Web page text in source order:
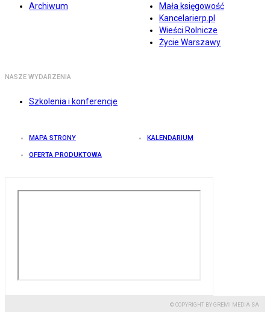
Archiwum
Mała księgowość
Kancelarierp.pl
Wieści Rolnicze
Życie Warszawy
NASZE WYDARZENIA
Szkolenia i konferencje
MAPA STRONY KALENDARIUM
OFERTA PRODUKTOWA
© COPYRIGHT BY GREMI MEDIA SA